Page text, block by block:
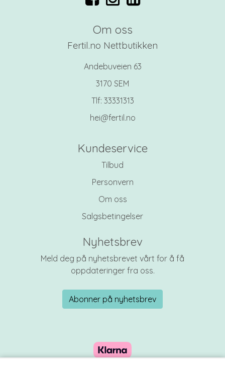
Om oss
Fertil.no Nettbutikken
Andebuveien 63
3170 SEM
Tlf: 33331313
hei@fertil.no
Kundeservice
Tilbud
Personvern
Om oss
Salgsbetingelser
Nyhetsbrev
Meld deg på nyhetsbrevet vårt for å få
oppdateringer fra oss.
Abonner på nyhetsbrev